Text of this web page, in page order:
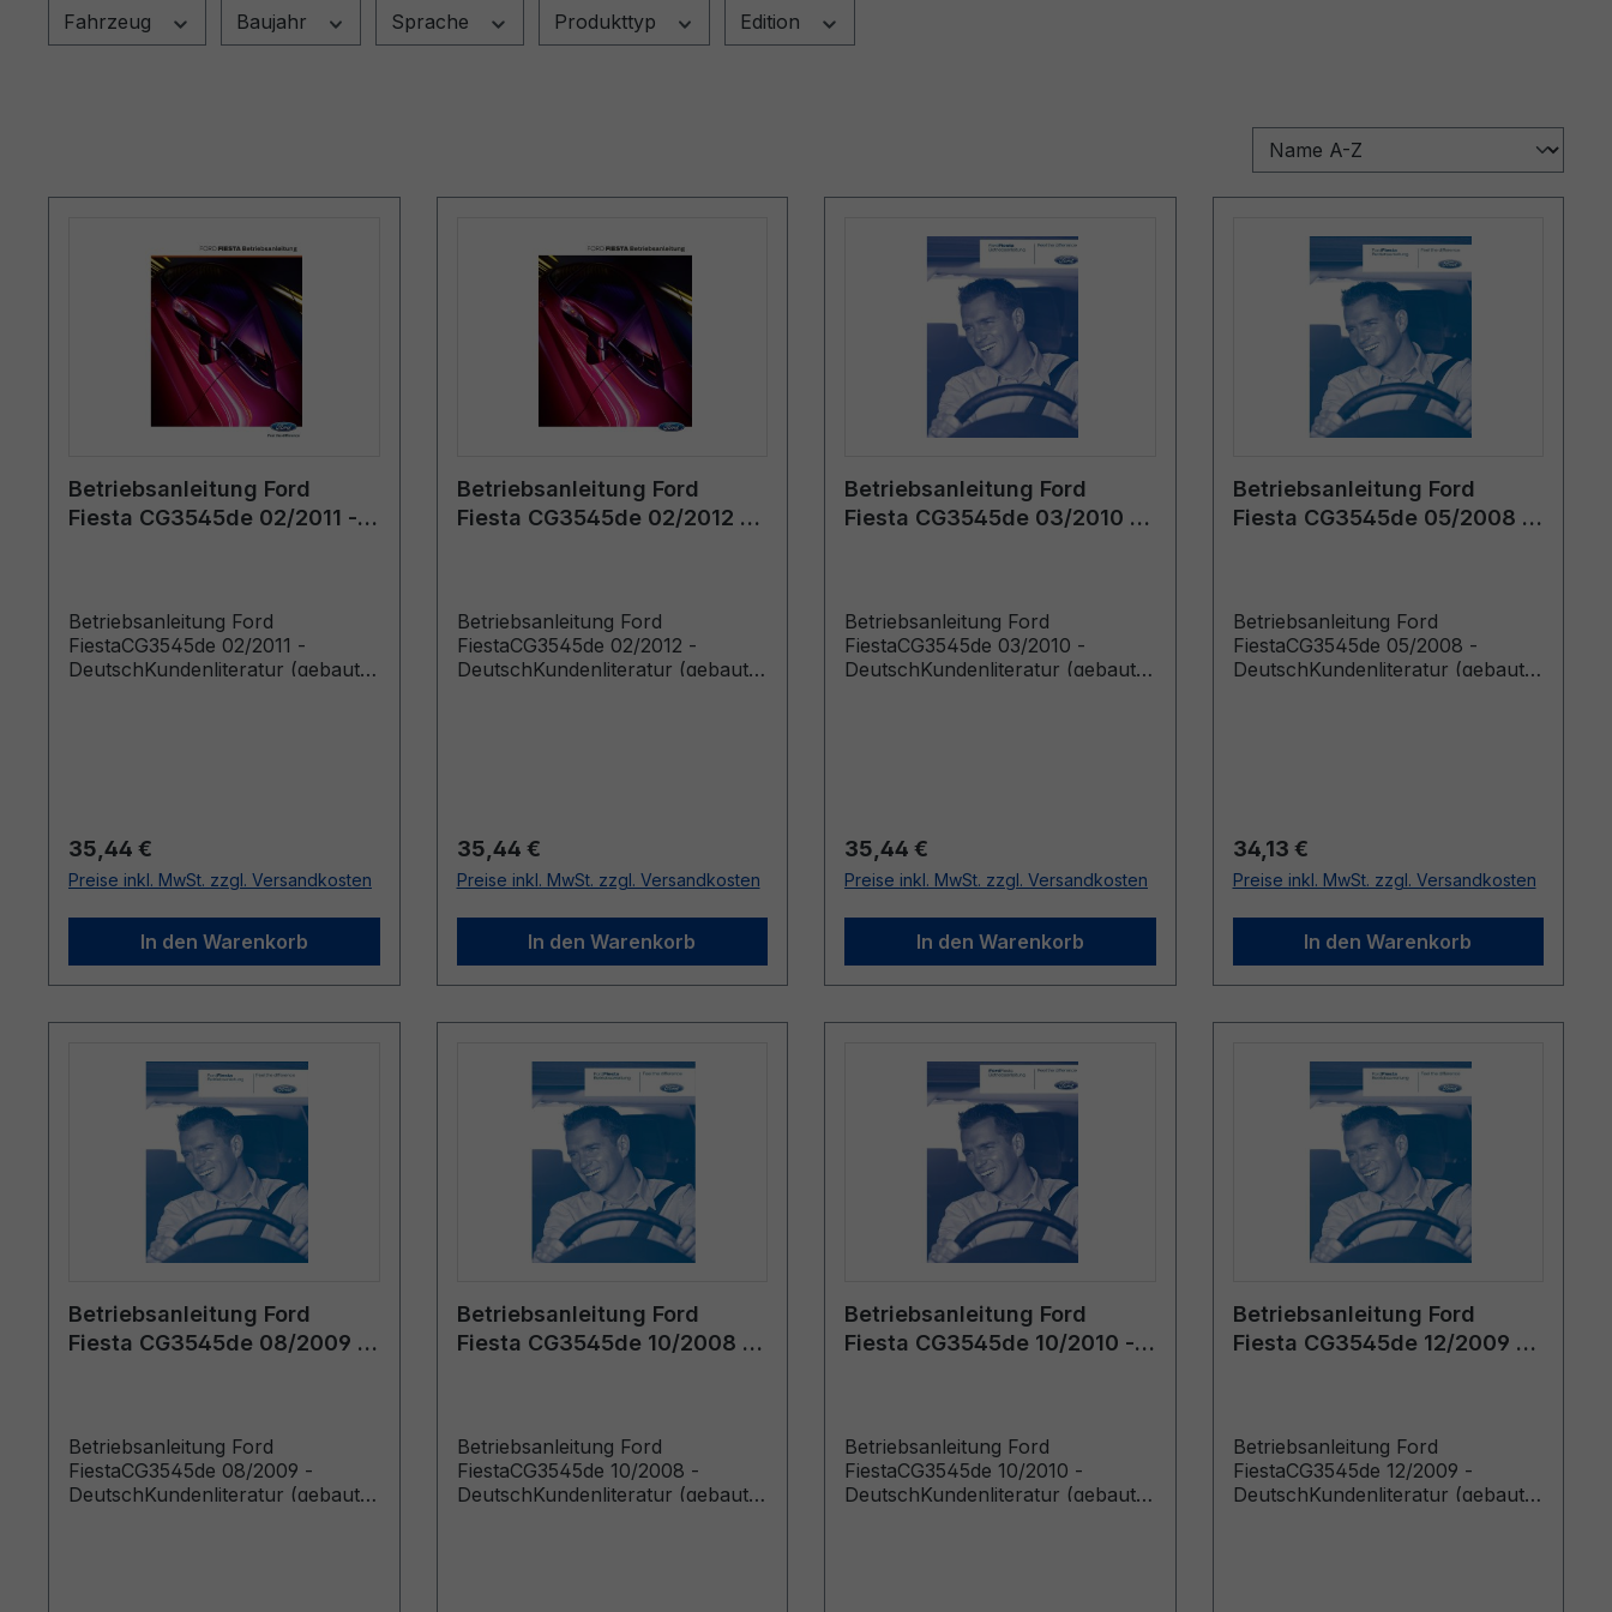
Fahrzeug Baujahr Sprache Produkttyp Edition
Betriebsanleitung Ford
Fiesta CG3545de 02/2011 -
Betriebsanleitung Ford
FiestaCG3545de 02/2011 -
DeutschKundenliteratur (gebaut
Regulärer Preis:
35,44 €
Preise inkl. MwSt. zzgl. Versandkosten
In den Warenkorb
Betriebsanleitung Ford
Fiesta CG3545de 02/2012 -
Betriebsanleitung Ford
FiestaCG3545de 02/2012 -
DeutschKundenliteratur (gebaut
Regulärer Preis:
35,44 €
Preise inkl. MwSt. zzgl. Versandkosten
In den Warenkorb
Betriebsanleitung Ford
Fiesta CG3545de 03/2010 -
Betriebsanleitung Ford
FiestaCG3545de 03/2010 -
DeutschKundenliteratur (gebaut
Regulärer Preis:
35,44 €
Preise inkl. MwSt. zzgl. Versandkosten
In den Warenkorb
Betriebsanleitung Ford
Fiesta CG3545de 05/2008 -
Betriebsanleitung Ford
FiestaCG3545de 05/2008 -
DeutschKundenliteratur (gebaut
Regulärer Preis:
34,13 €
Preise inkl. MwSt. zzgl. Versandkosten
In den Warenkorb
Betriebsanleitung Ford
Fiesta CG3545de 08/2009 -
Betriebsanleitung Ford
FiestaCG3545de 08/2009 -
DeutschKundenliteratur (gebaut
Betriebsanleitung Ford
Fiesta CG3545de 10/2008 -
Betriebsanleitung Ford
FiestaCG3545de 10/2008 -
DeutschKundenliteratur (gebaut
Betriebsanleitung Ford
Fiesta CG3545de 10/2010 -
Betriebsanleitung Ford
FiestaCG3545de 10/2010 -
DeutschKundenliteratur (gebaut
Betriebsanleitung Ford
Fiesta CG3545de 12/2009 -
Betriebsanleitung Ford
FiestaCG3545de 12/2009 -
DeutschKundenliteratur (gebaut